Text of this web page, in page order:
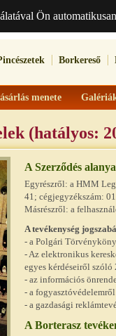
Ön
Borkereső
menete
(hatályos:
A Szerződés
Egyrészről: a HMM
41; cégjegyzékszám:
Másrészről: a
A tevékenység
- a Polgári
- Az elektronikus
egyes kérdéseiről
- az információs
- a
- a gazdasági
A Borterasz